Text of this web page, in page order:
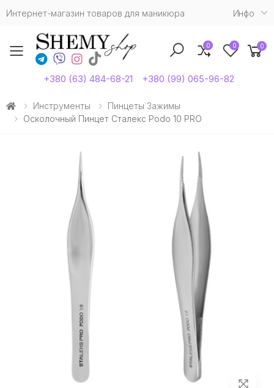
Интернет-магазин товаров для маникюра Инфо
Toggle mobile menu
+380 (63) 484-68-21 +380 (99) 065-96-82
0 0 0
Инструменты
Пинцеты Зажимы
Осколочный Пинцет Сталекс Podo 10 PRO